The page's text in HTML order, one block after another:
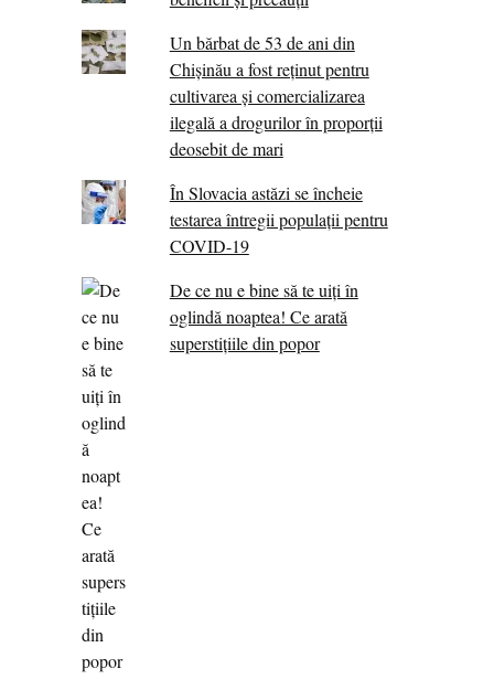
Un bărbat de 53 de ani din
Chișinău a fost reținut pentru
cultivarea și comercializarea
ilegală a drogurilor în proporții
deosebit de mari
În Slovacia astăzi se încheie
testarea întregii populații pentru
COVID-19
De ce nu e bine să te uiți în
oglindă noaptea! Ce arată
superstițiile din popor